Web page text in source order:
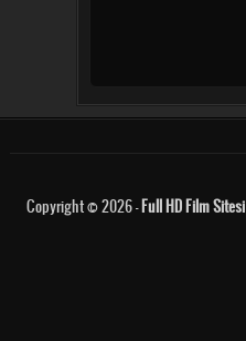
Copyright © 2026 -Full HD Film Sitesi